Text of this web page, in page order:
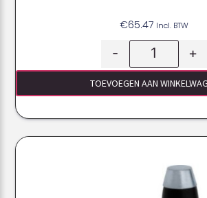
€65.47 Incl. BTW
- +
TOEVOEGEN AAN